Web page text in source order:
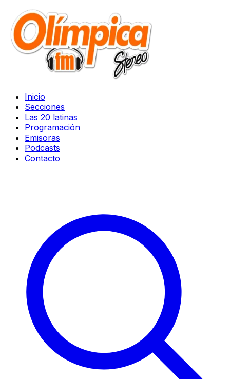
Inicio
Secciones
Las 20 latinas
Programación
Emisoras
Podcasts
Contacto